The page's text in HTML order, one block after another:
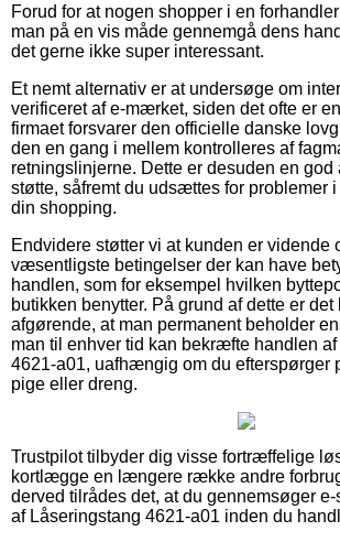
Forud for at nogen shopper i en
man på en vis måde gennemgå dens
det gerne ikke super interessant.
Et nemt alternativ er at undersøge om
verificeret af e-mærket, siden det ofte er
firmaet forsvarer den officielle danske
den en gang i mellem kontrolleres af
retningslinjerne. Dette er desuden en god
støtte, såfremt du udsættes for problemer
din shopping.
Endvidere støtter vi at kunden er vidende
væsentligste betingelser der kan have
handlen, som for eksempel hvilken
butikken benytter. På grund af dette er
afgørende, at man permanent beholder
man til enhver tid kan bekræfte handlen
4621-a01, uafhængig om du efterspørger
pige eller dreng.
Trustpilot tilbyder dig visse fortræffelige
kortlægge en længere række andre
derved tilrådes det, at du gennemsøger
af Låseringstang 4621-a01 inden du